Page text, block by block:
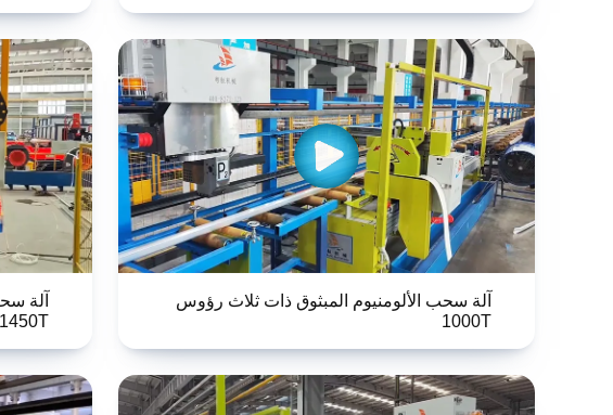
آلة سحب الألومنيوم المبثوق ذات ثلاث رؤوس
1000T
آلة
1450T